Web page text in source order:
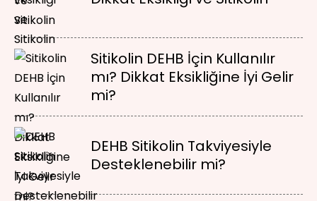
Sitikolin DEHB İçin Kullanılır
mı? Dikkat Eksikliğine İyi Gelir
mi?
DEHB Sitikolin Takviyesiyle
Desteklenebilir mi?